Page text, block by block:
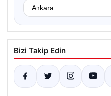
Bizi Takip Edin